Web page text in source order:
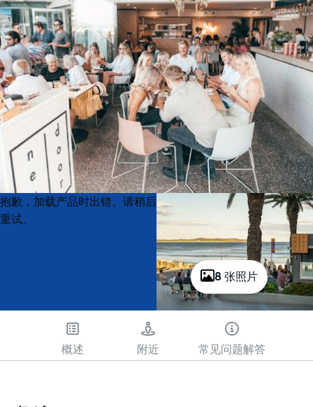
8 张照片
Product
List
Product
List
抱歉，加载产品时出错。请稍后
重试。
概述 附近 常见问题解答